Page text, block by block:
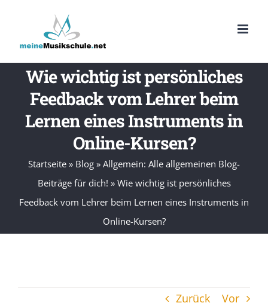
springen
Wie wichtig ist persönliches
Feedback vom Lehrer beim
Lernen eines Instruments in
Online-Kursen?
Startseite » Blog » Allgemein: Alle allgemeinen Blog-
Beiträge für dich! » Wie wichtig ist persönliches
Feedback vom Lehrer beim Lernen eines Instruments in
Online-Kursen?
Zurück Vor